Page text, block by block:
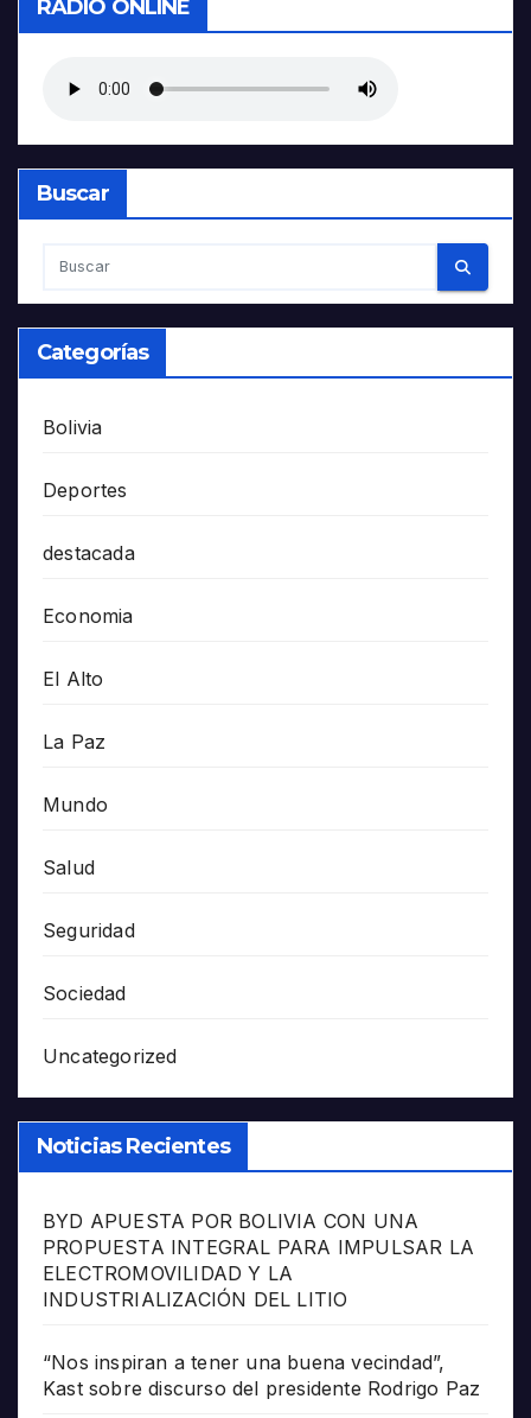
RADIO ONLINE
Buscar
Categorías
Bolivia
Deportes
destacada
Economia
El Alto
La Paz
Mundo
Salud
Seguridad
Sociedad
Uncategorized
Noticias Recientes
BYD APUESTA POR BOLIVIA CON UNA
PROPUESTA INTEGRAL PARA IMPULSAR LA
ELECTROMOVILIDAD Y LA
INDUSTRIALIZACIÓN DEL LITIO
“Nos inspiran a tener una buena vecindad”,
Kast sobre discurso del presidente Rodrigo Paz